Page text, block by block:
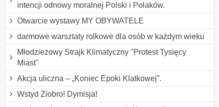
intencji odnowy moralnej Polski i Polaków.
Otwarcie wystawy MY OBYWATELE
darmowe warsztaty rolkowe dla osób w każdym wieku
Młodzieżowy Strajk Klimatyczny "Protest Tysięcy
Miast"
Akcja uliczna – „Koniec Epoki Klatkowej”.
Wstyd Ziobro! Dymisja!